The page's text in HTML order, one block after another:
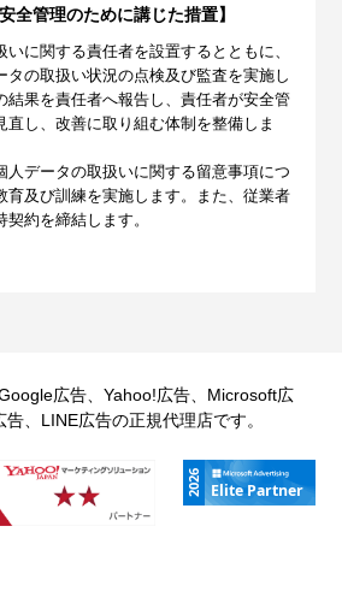
全管理のために講じた措置】
いに関する責任者を設置するとともに、
タの取扱い状況の点検及び監査を実施し
結果を責任者へ報告し、責任者が安全管
直し、改善に取り組む体制を整備しま
人データの取扱いに関する留意事項につ
育及び訓練を実施します。また、従業者
契約を締結します。
広告、Yahoo!広告、Microsoft広
、LINE広告の正規代理店です。